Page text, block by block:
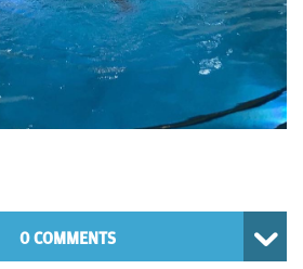
0 COMMENTS